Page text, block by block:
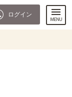
ログイン